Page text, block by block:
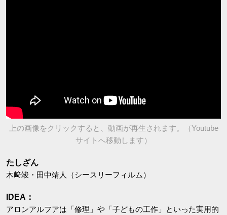
上の画像をクリックすると、動画が再生されます。（Youtube
サイトへ移動します）
たしざん
木﨑竣・田中靖人（シースリーフィルム）
IDEA：
アロンアルフアは「修理」や「子どもの工作」といった実用的